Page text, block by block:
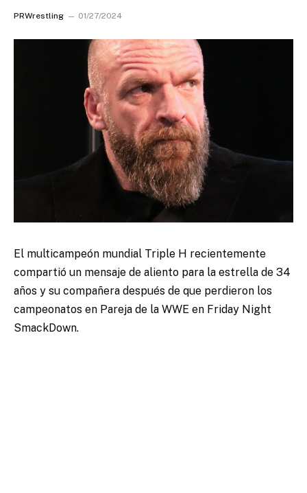
PRWrestling 01/27/2024
El multicampeón mundial Triple H recientemente
compartió un mensaje de aliento para la estrella de 34
años y su compañera después de que perdieron los
campeonatos en Pareja de la WWE en Friday Night
SmackDown.